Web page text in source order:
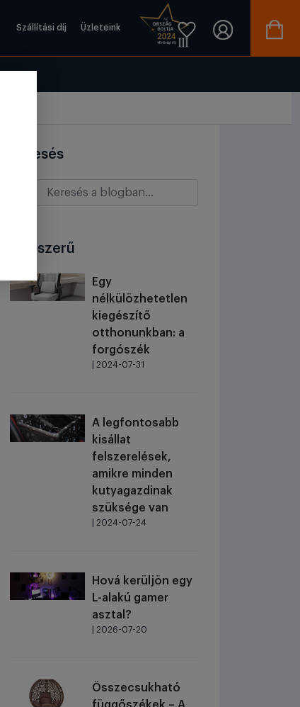
Szállítási díj Üzleteink
Keresés
Népszerű
Egy
nélkülözhetetlen
kiegészítő
otthonunkban: a
forgószék
| 2024-07-31
A legfontosabb
kisállat
felszerelések,
amikre minden
kutyagazdinak
szüksége van
| 2024-07-24
Hová kerüljön egy
L-alakú gamer
asztal?
| 2026-07-20
Összecsukható